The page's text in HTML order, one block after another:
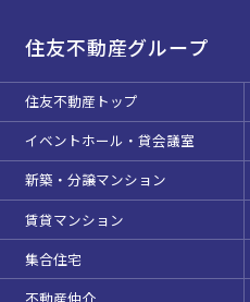
住友不動産グループ
住友不動産トップ
イベントホール・貸会議室
新築・分譲マンション
賃貸マンション
集合住宅
不動産仲介